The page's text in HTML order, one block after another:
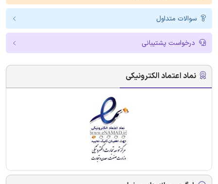
سوالات متداول
درخواست پشتیبانی
نماد اعتماد الکترونیکی